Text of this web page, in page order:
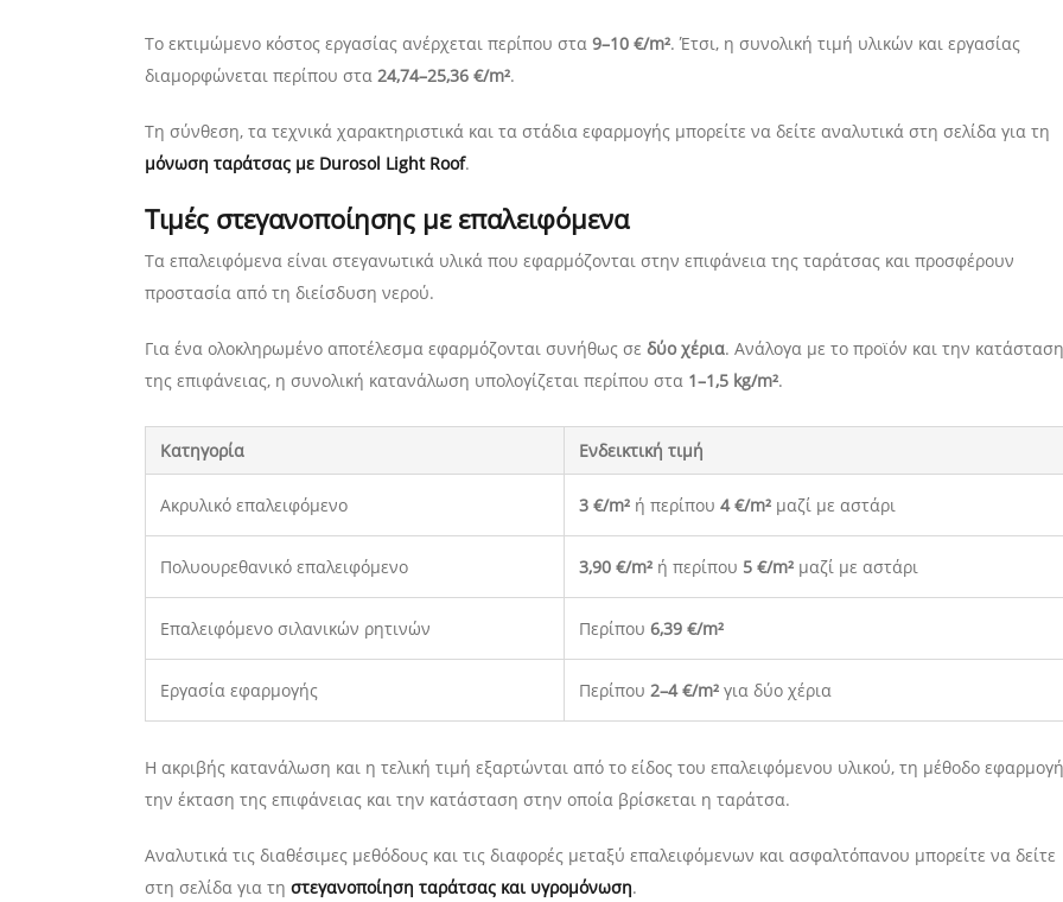
Το εκτιμώμενο κόστος εργασίας ανέρχεται περίπου στα 9–10 €/m². Έτσι, η συνολική τιμή υλικών και εργασίας
διαμορφώνεται περίπου στα 24,74–25,36 €/m².
Τη σύνθεση, τα τεχνικά χαρακτηριστικά και τα στάδια εφαρμογής μπορείτε να δείτε αναλυτικά στη σελίδα για τη
μόνωση ταράτσας με Durosol Light Roof.
Τιμές στεγανοποίησης με επαλειφόμενα
Τα επαλειφόμενα είναι στεγανωτικά υλικά που εφαρμόζονται στην επιφάνεια της ταράτσας και προσφέρουν
προστασία από τη διείσδυση νερού.
Για ένα ολοκληρωμένο αποτέλεσμα εφαρμόζονται συνήθως σε δύο χέρια. Ανάλογα με το προϊόν και την κατάσταση
της επιφάνειας, η συνολική κατανάλωση υπολογίζεται περίπου στα 1–1,5 kg/m².
Κατηγορία Ενδεικτική τιμή
Ακρυλικό επαλειφόμενο 3 €/m² ή περίπου 4 €/m² μαζί με αστάρι
Πολυουρεθανικό επαλειφόμενο 3,90 €/m² ή περίπου 5 €/m² μαζί με αστάρι
Επαλειφόμενο σιλανικών ρητινών Περίπου 6,39 €/m²
Εργασία εφαρμογής Περίπου 2–4 €/m² για δύο χέρια
Η ακριβής κατανάλωση και η τελική τιμή εξαρτώνται από το είδος του επαλειφόμενου υλικού, τη μέθοδο
την έκταση της επιφάνειας και την κατάσταση στην οποία βρίσκεται η ταράτσα.
Αναλυτικά τις διαθέσιμες μεθόδους και τις διαφορές μεταξύ επαλειφόμενων και ασφαλτόπανου μπορείτε να δείτε
στη σελίδα για τη στεγανοποίηση ταράτσας και υγρομόνωση.